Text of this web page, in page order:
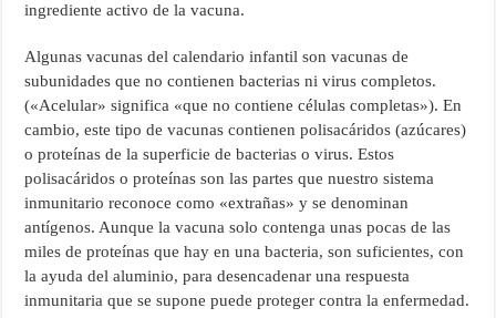
ingrediente activo de la vacuna.
Algunas vacunas del calendario infantil son vacunas de
subunidades que no contienen bacterias ni virus completos.
(«Acelular» significa «que no contiene células completas»). En
cambio, este tipo de vacunas contienen polisacáridos (azúcares)
o proteínas de la superficie de bacterias o virus. Estos
polisacáridos o proteínas son las partes que nuestro sistema
inmunitario reconoce como «extrañas» y se denominan
antígenos. Aunque la vacuna solo contenga unas pocas de las
miles de proteínas que hay en una bacteria, son suficientes, con
la ayuda del aluminio, para desencadenar una respuesta
inmunitaria que se supone puede proteger contra la enfermedad.